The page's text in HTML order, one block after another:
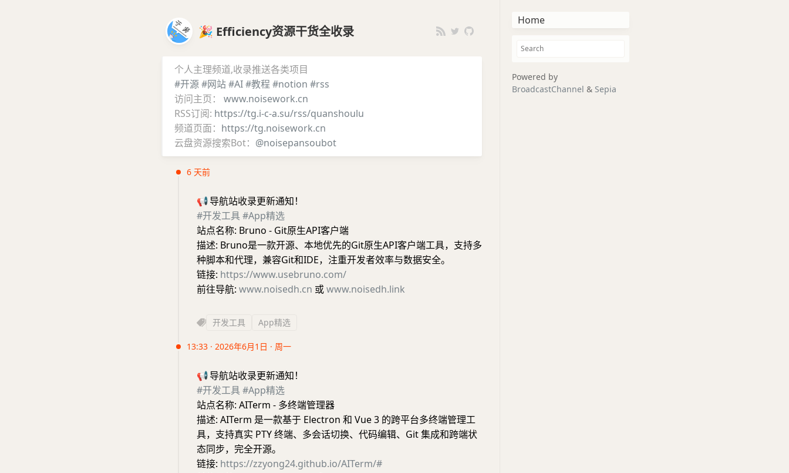
🎉 Efficiency资源干货全收录
个人主理频道,收录推送各类项目
#开源#网站#AI#教程 #notion #rss
访问主页： www.noisework.cn
RSS订阅: https://tg.i-c-a.su/rss/quanshoulu
频道页面： https://tg.noisework.cn
云盘资源搜索Bot： @noisepansoubot
6 天前
📢导航站收录更新通知！
#开发工具#App精选
站点名称: Bruno - Git原生API客户端
描述: Bruno是一款开源、本地优先的Git原生API客户端工具，支持多
种脚本和代理，兼容Git和IDE，注重开发者效率与数据安全。
链接: https://www.usebruno.com/
前往导航: www.noisedh.cn 或www.noisedh.link
开发工具 App精选
13:33 · 2026年6月1日 · 周一
📢导航站收录更新通知！
#开发工具#App精选
站点名称: AITerm - 多终端管理器
描述: AITerm 是一款基于 Electron 和 Vue 3 的跨平台多终端管理工
具，支持真实 PTY 终端、多会话切换、代码编辑、Git 集成和跨端状
态同步，完全开源。
链接: https://zzyong24.github.io/AITerm/#
Home
Powered by
BroadcastChannel & Sepia